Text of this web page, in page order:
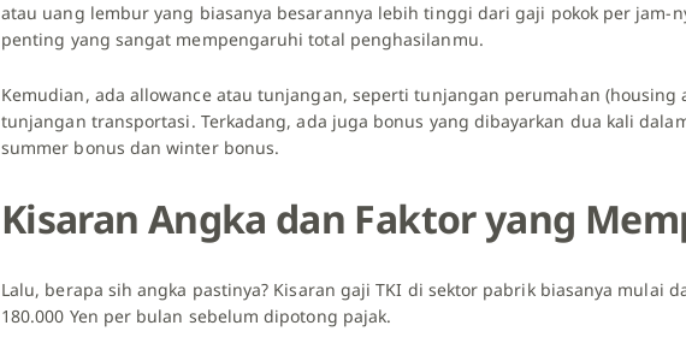
atau uang lembur yang biasanya besarannya lebih tinggi dari gaji pokok per jam-
penting yang sangat mempengaruhi total penghasilanmu.
Kemudian, ada allowance atau tunjangan, seperti tunjangan perumahan (housing
tunjangan transportasi. Terkadang, ada juga bonus yang dibayarkan dua kali
summer bonus dan winter bonus.
Kisaran Angka dan Faktor yang
Lalu, berapa sih angka pastinya? Kisaran gaji TKI di sektor pabrik biasanya mulai
180.000 Yen per bulan sebelum dipotong pajak.